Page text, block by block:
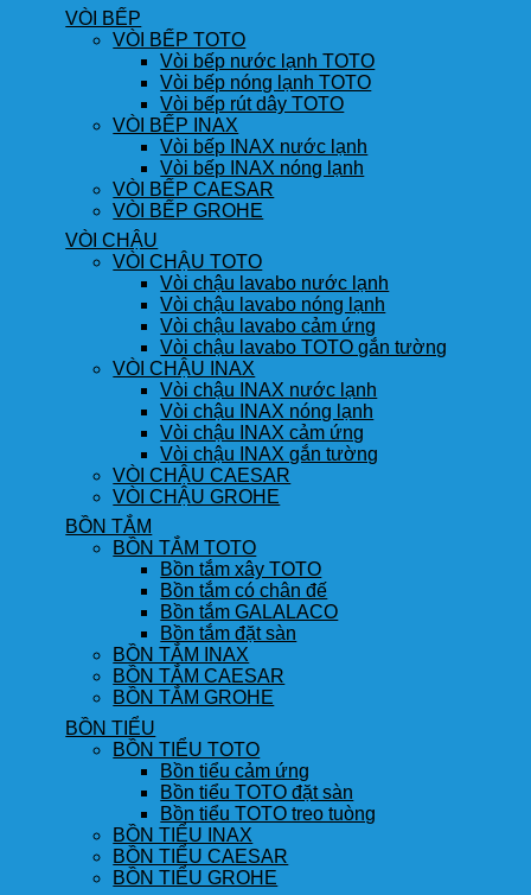
VÒI BẾP
VÒI BẾP TOTO
Vòi bếp nước lạnh TOTO
Vòi bếp nóng lạnh TOTO
Vòi bếp rút dây TOTO
VÒI BẾP INAX
Vòi bếp INAX nước lạnh
Vòi bếp INAX nóng lạnh
VÒI BẾP CAESAR
VÒI BẾP GROHE
VÒI CHẬU
VÒI CHẬU TOTO
Vòi chậu lavabo nước lạnh
Vòi chậu lavabo nóng lạnh
Vòi chậu lavabo cảm ứng
Vòi chậu lavabo TOTO gắn tường
VÒI CHẬU INAX
Vòi chậu INAX nước lạnh
Vòi chậu INAX nóng lạnh
Vòi chậu INAX cảm ứng
Vòi chậu INAX gắn tường
VÒI CHẬU CAESAR
VÒI CHẬU GROHE
BỒN TẮM
BỒN TẮM TOTO
Bồn tắm xây TOTO
Bồn tắm có chân đế
Bồn tắm GALALACO
Bồn tắm đặt sàn
BỒN TẮM INAX
BỒN TẮM CAESAR
BỒN TẮM GROHE
BỒN TIỂU
BỒN TIỂU TOTO
Bồn tiểu cảm ứng
Bồn tiểu TOTO đặt sàn
Bồn tiểu TOTO treo tuòng
BỒN TIỂU INAX
BỒN TIỂU CAESAR
BỒN TIỂU GROHE